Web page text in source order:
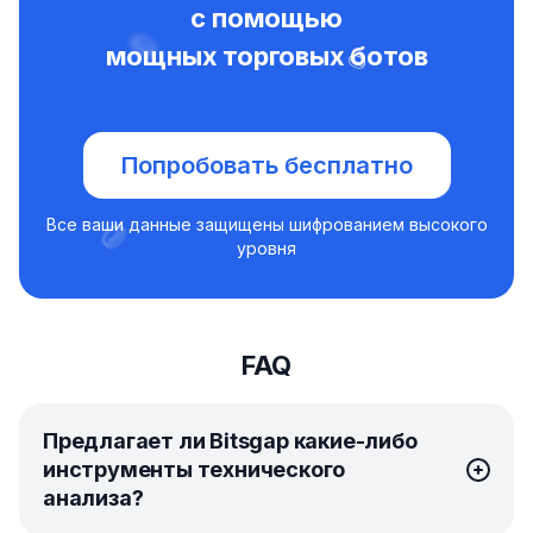
с помощью
мощных торговых ботов
Попробовать бесплатно
Все ваши данные защищены шифрованием высокого
уровня
FAQ
Предлагает ли Bitsgap какие-либо
инструменты технического
анализа?